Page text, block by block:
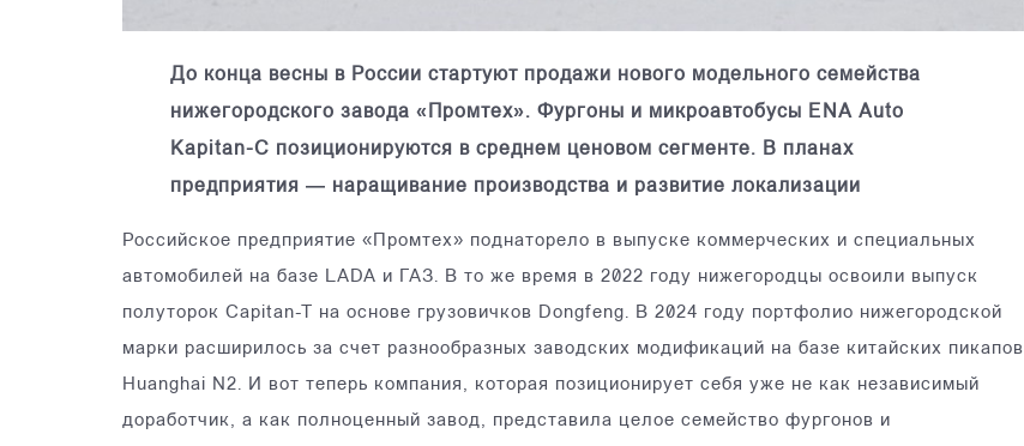
До конца весны в России стартуют продажи нового модельного семейства
нижегородского завода «Промтех». Фургоны и микроавтобусы ENA Auto
Kapitan-С позиционируются в среднем ценовом сегменте. В планах
предприятия — наращивание производства и развитие локализации
Российское предприятие «Промтех» поднаторело в выпуске коммерческих и специальных
автомобилей на базе LADA и ГАЗ. В то же время в 2022 году нижегородцы освоили выпуск
полуторок Capitan-T на основе грузовичков Dongfeng. В 2024 году портфолио нижегородской
марки расширилось за счет разнообразных заводских модификаций на базе китайских пикапов
Huanghai N2. И вот теперь компания, которая позиционирует себя уже не как независимый
доработчик, а как полноценный завод, представила целое семейство фургонов и